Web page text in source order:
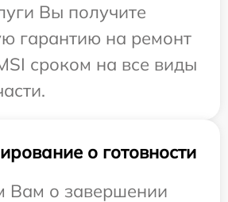
Вы получите
гарантию на ремонт
сроком на все виды
о готовности
о завершении